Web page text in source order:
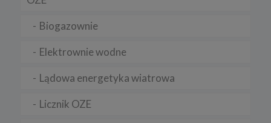
Biogazownie
Elektrownie wodne
Lądowa energetyka wiatrowa
Licznik OZE